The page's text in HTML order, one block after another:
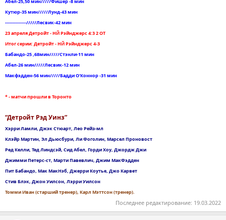
Кутюр-35 мин/////Лунд-43 мин
--------------/////Лесвик-42 мин
23 апреля Детройт - НЙ Рэйнджерс 4:3 2 ОТ
Итог серии: Детройт - НЙ Рэйнджерс 4-3
Бабандо-25 ,68мин/////Стэнли-11 мин
Абел-26 мин/////Лесвик-12 мин
Макфэдден-56 мин/////Бадди О'Коннор -31 мин
* - матчи прошли в Торонто
“Детройт Рэд Уинз”
Хэрри Ламли, Джэк Стюарт, Лео Рейз-мл
Клэйр Мартин, Эл Дьюсбури, Ли Фоголин, Марсел Проновост
Ред Келли, Тед Линдсэй, Сид Абел, Горди Хоу, Джордж Джи
Джимми Петерс-ст, Марти Павевлич, Джим МакФэдден
Пит Бабандо, Мак МакНэб, Джерри Коутье, Джо Карвет
Стив Блэк, Джон Уилсон, Лэрри Уилсон
Томми Иван (старший тренер), Карл Мэттсон (тренер).
Последнее редактирование: 19.03.2022